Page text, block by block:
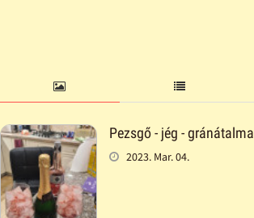
Pezsgő - jég - gránátalma
2023. Mar. 04.